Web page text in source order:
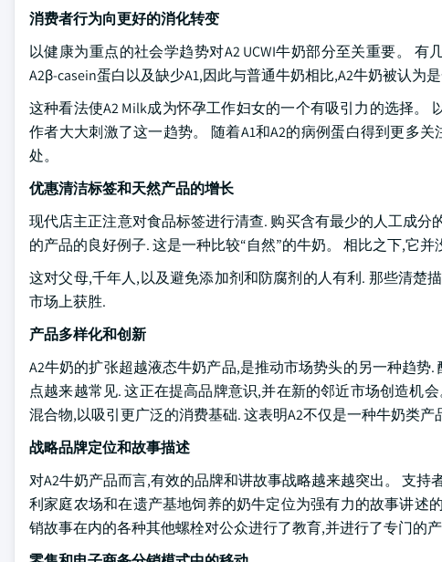
消费者行为向更好的消化转变
以健康为重点的社会学趋势对A2 UCWI牛奶部分至关重要。
A2β-casein蛋白以及缺少A1,因此与普通牛奶相比,A2牛奶被认为
这种看法使A2 Milk成为怀孕工作妇女的一个有吸引力的选择
作者大大刺激了这一趋势。 随着A1和A2的病例蛋白得到更多
处。
优惠清洁标签和天然产品的增长
现代店主正注意对食品标签进行清查. 购买含有最少的人工成
的产品的良好例子. 这是一种比较“自然”的牛奶。 相比之下,它
这对父母,千年人,以及避免添加剂和防腐剂的人有利. 那些清楚
市场上获胜.
产品多样化和创新
A2牛奶的扩张超越液态牛奶产品,是推动市场势头的另一种趋势.
点越来越常见. 这正在提高品牌意识,并在新的邻近市场创造机
混合物,以吸引更广泛的消费基础. 这表明A2不仅是一种牛奶类
战略品牌定位和故事描述
对A2牛奶产品而言,有效的品牌和讲故事战略越来越突出。 支
利家庭农场和在遗产基地饲养的奶牛定位为强有力的故事讲述
销故事在内的各种其他螺栓对公众进行了教育,并进行了专门的产